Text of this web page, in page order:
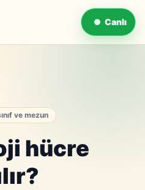
Canlı
ve mezun
hücre